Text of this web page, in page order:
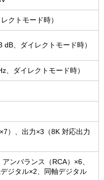
クトモード時）
、ダイレクトモード時）
、ダイレクトモード時）
）、出力×3（8K 対応出力
ンバランス（RCA）×6、
ジタル×2、同軸デジタル